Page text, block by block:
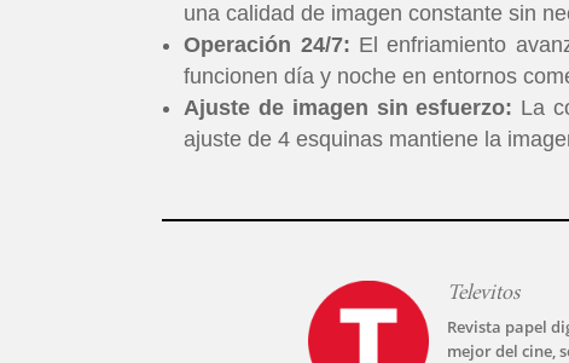
una calidad de imagen constante sin
Operación 24/7: El enfriamiento
funcionen día y noche en entornos
Ajuste de imagen sin esfuerzo: La
ajuste de 4 esquinas mantiene la
Televitos
Revista papel
mejor del cine,